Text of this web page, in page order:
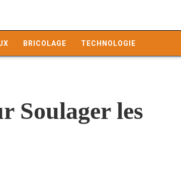
BRICOLAGE TECHNOLOGIE
Soulager les